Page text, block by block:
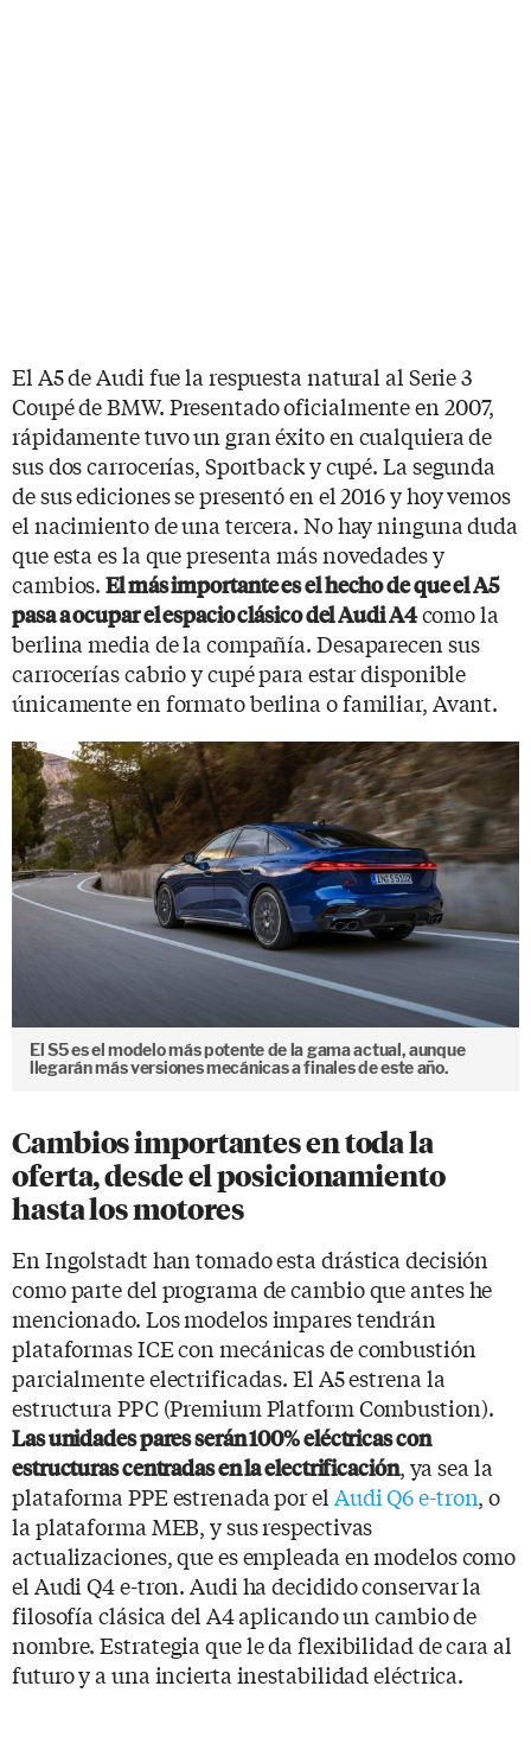
El A5 de Audi fue la respuesta natural al Serie 3
Coupé de BMW. Presentado oficialmente en 2007,
rápidamente tuvo un gran éxito en cualquiera de
sus dos carrocerías, Sportback y cupé. La segunda
de sus ediciones se presentó en el 2016 y hoy vemos
el nacimiento de una tercera. No hay ninguna duda
que esta es la que presenta más novedades y
cambios.El más importante es el hecho de que el A5
pasa a ocupar el espacio clásico del Audi A4como la
berlina media de la compañía. Desaparecen sus
carrocerías cabrio y cupé para estar disponible
únicamente en formato berlina o familiar, Avant.
El S5 es el modelo más potente de la gama actual, aunque
llegarán más versiones mecánicas a finales de este año.
Cambios importantes en toda la
oferta, desde el posicionamiento
hasta los motores
En Ingolstadt han tomado esta drástica decisión
como parte del programa de cambio que antes he
mencionado. Los modelos impares tendrán
plataformas ICE con mecánicas de combustión
parcialmente electrificadas. El A5 estrena la
estructura PPC (Premium Platform Combustion).
Las unidades pares serán 100% eléctricas con
estructuras centradas en la electrificación, ya sea la
plataforma PPE estrenada por el Audi Q6 e-tron, o
la plataforma MEB, y sus respectivas
actualizaciones, que es empleada en modelos como
el Audi Q4 e-tron. Audi ha decidido conservar la
filosofía clásica del A4 aplicando un cambio de
nombre. Estrategia que le da flexibilidad de cara al
futuro y a una incierta inestabilidad eléctrica.